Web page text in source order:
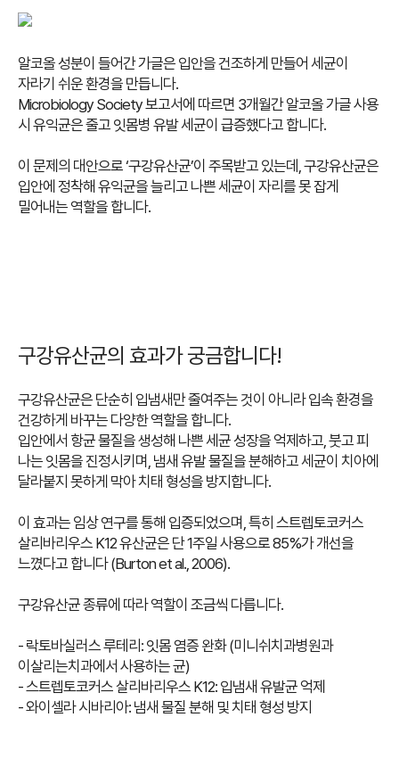
알코올 성분이 들어간 가글은 입안을 건조하게 만들어 세균이
자라기 쉬운 환경을 만듭니다.
Microbiology Society 보고서에 따르면 3개월간 알코올 가글 사용
시 유익균은 줄고 잇몸병 유발 세균이 급증했다고 합니다.
이 문제의 대안으로 ‘구강유산균’이 주목받고 있는데, 구강유산균은
입안에 정착해 유익균을 늘리고 나쁜 세균이 자리를 못 잡게
밀어내는 역할을 합니다.
구강유산균의 효과가 궁금합니다!
구강유산균은 단순히 입냄새만 줄여주는 것이 아니라 입속 환경을
건강하게 바꾸는 다양한 역할을 합니다.
입안에서 항균 물질을 생성해 나쁜 세균 성장을 억제하고, 붓고 피
나는 잇몸을 진정시키며, 냄새 유발 물질을 분해하고 세균이 치아에
달라붙지 못하게 막아 치태 형성을 방지합니다.
이 효과는 임상 연구를 통해 입증되었으며, 특히 스트렙토코커스
살리바리우스 K12 유산균은 단 1주일 사용으로 85%가 개선을
느꼈다고 합니다 (Burton et al., 2006).
구강유산균 종류에 따라 역할이 조금씩 다릅니다.
- 락토바실러스 루테리: 잇몸 염증 완화 (미니쉬치과병원과
이살리는치과에서 사용하는 균)
- 스트렙토코커스 살리바리우스 K12: 입냄새 유발균 억제
-와이셀라 시바리아: 냄새 물질 분해 및 치태 형성 방지